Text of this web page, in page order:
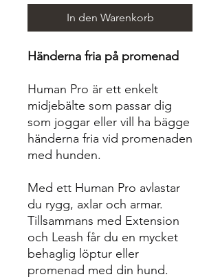
In den Warenkorb
Händerna fria på promenad
Human Pro är ett enkelt
midjebälte som passar dig
som joggar eller vill ha bägge
händerna fria vid promenaden
med hunden.
Med ett Human Pro avlastar
du rygg, axlar och armar.
Tillsammans med Extension
och Leash får du en mycket
behaglig löptur eller
promenad med din hund.